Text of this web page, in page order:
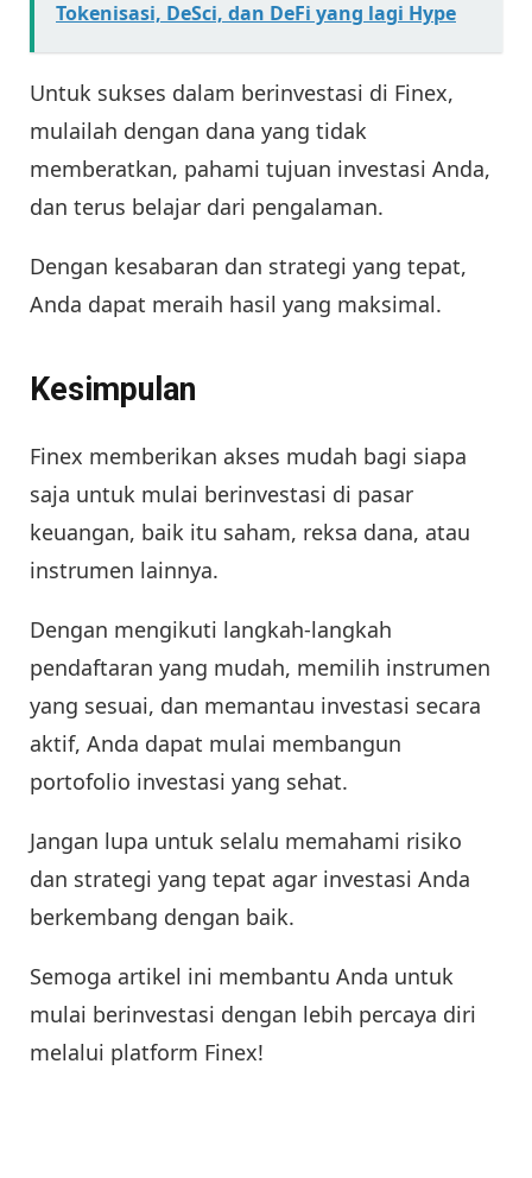
Tokenisasi, DeSci, dan DeFi yang lagi Hype
Untuk sukses dalam berinvestasi di Finex,
mulailah dengan dana yang tidak
memberatkan, pahami tujuan investasi Anda,
dan terus belajar dari pengalaman.
Dengan kesabaran dan strategi yang tepat,
Anda dapat meraih hasil yang maksimal.
Kesimpulan
Finex memberikan akses mudah bagi siapa
saja untuk mulai berinvestasi di pasar
keuangan, baik itu saham, reksa dana, atau
instrumen lainnya.
Dengan mengikuti langkah-langkah
pendaftaran yang mudah, memilih instrumen
yang sesuai, dan memantau investasi secara
aktif, Anda dapat mulai membangun
portofolio investasi yang sehat.
Jangan lupa untuk selalu memahami risiko
dan strategi yang tepat agar investasi Anda
berkembang dengan baik.
Semoga artikel ini membantu Anda untuk
mulai berinvestasi dengan lebih percaya diri
melalui platform Finex!